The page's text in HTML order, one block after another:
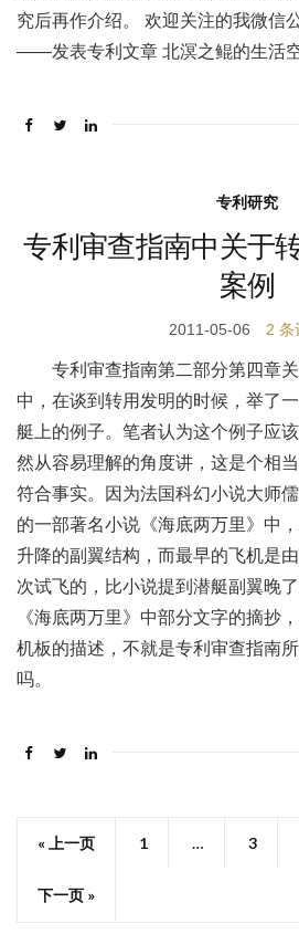
究后再作介绍。 欢迎关注的我微信
——发表专利文章 北溟之鲲的生活
专利研究
专利审查指南中关于
案例
2011-05-06 2 条
专利审查指南第二部分第四章
中，在谈到转用发明的时候，举了
艇上的例子。笔者认为这个例子应
然从容易理解的角度讲，这是个相
符合事实。因为法国科幻小说大师
的一部著名小说《海底两万里》中
升降的副翼结构，而最早的飞机是
次试飞的，比小说提到潜艇副翼晚
《海底两万里》中部分文字的摘抄
机板的描述，不就是专利审查指南
吗。
« 上一页 1 … 3
下一页 »